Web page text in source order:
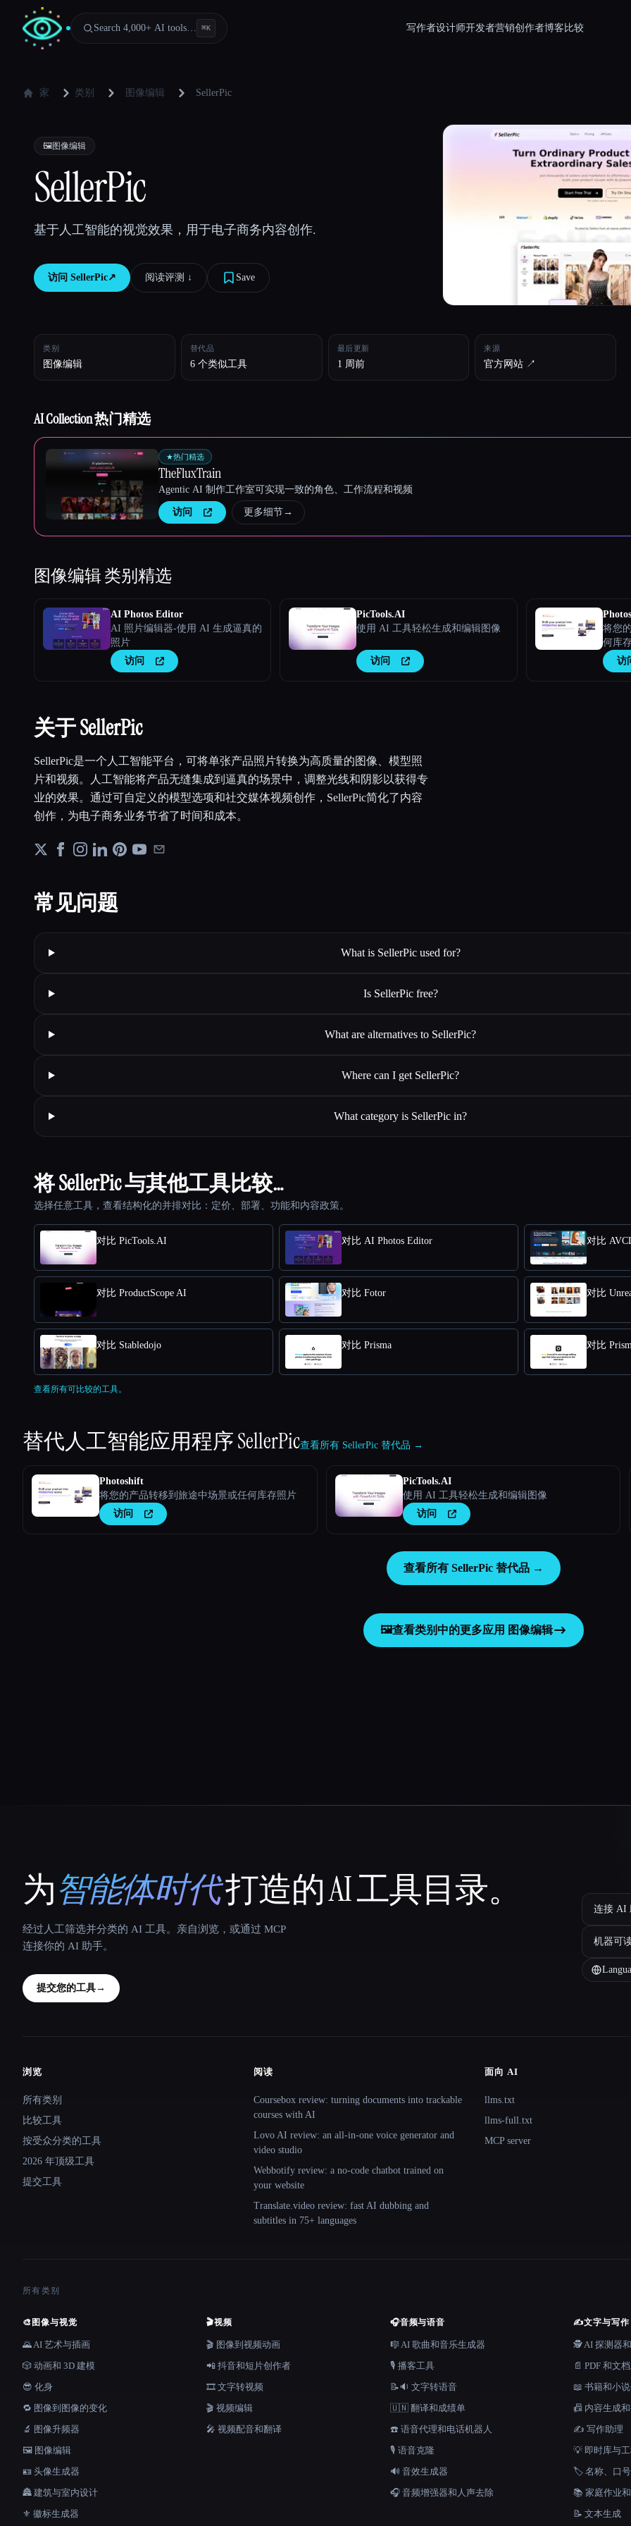
Search 4,000+ AI tools… ⌘K 写作者设计师开发者营销创作者博客 比较
家 类别 图像编辑 SellerPic
🖼️图像编辑
SellerPic
基于人工智能的视觉效果，用于电子商务内容创作.
访问 SellerPic↗︎ 阅读评测 ↓︎ Save
类别
图像编辑
替代品
6 个类似工具
最后更新
1 周前
来源
官方网站 ↗︎
AI Collection 热门精选
★热门精选
TheFluxTrain
Agentic AI 制作工作室可实现一致的角色、工作流程和视频
访问 更多细节→
图像编辑类别精选
AI Photos Editor
AI 照片编辑器-使用 AI 生成逼真的
照片
访问
PicTools.AI
使用 AI 工具轻松生成和编辑图像
访问
将您
何库
访
关于 SellerPic
SellerPic是一个人工智能平台，可将单张产品照片转换为高质量的图像、模型照
片和视频。人工智能将产品无缝集成到逼真的场景中，调整光线和阴影以获得专
业的效果。通过可自定义的模型选项和社交媒体视频创作，SellerPic简化了内容
创作，为电子商务业务节省了时间和成本。
常见问题
What is SellerPic used for?
Is SellerPic free?
What are alternatives to SellerPic?
Where can I get SellerPic?
What category is SellerPic in?
将 SellerPic 与其他工具比较…
选择任意工具，查看结构化的并排对比：定价、部署、功能和内容政策。
对比 PicTools.AI 对比 AI Photos Editor 对比
对比 ProductScope AI 对比 Fotor 对比
对比 Stabledojo 对比 Prisma 对比
查看所有可比较的工具。
替代人工智能应用程序SellerPic查看所有 SellerPic 替代品 →
Photoshift
将您的产品转移到旅途中场景或任何库存照片
访问
PicTools.AI
使用 AI 工具轻松生成和编辑图像
访问
查看所有 SellerPic 替代品 →
🖼️查看类别中的更多应用 图像编辑
That AI Collection
为智能体时代打造的 AI 工具目录。
经过人工筛选并分类的 AI 工具。亲自浏览，或通过 MCP
连接你的 AI 助手。
提交您的工具→
连接 AI
机器可
Site navigation
浏览
所有类别
比较工具
按受众分类的工具
2026 年顶级工具
提交工具
阅读
Coursebox review: turning documents into trackable
courses with AI
Lovo AI review: an all-in-one voice generator and
video studio
Webbotify review: a no-code chatbot trained on
your website
Translate.video review: fast AI dubbing and
subtitles in 75+ languages
面向 AI
llms.txt
llms-full.txt
MCP server
所有类别
🎨 图像与视觉
🌄 AI 艺术与插画
🎲 动画和 3D 建模
😎 化身
🔁 图像到图像的变化
🔬 图像升频器
🖼️ 图像编辑
🪪 头像生成器
🏯 建筑与室内设计
⚜️ 徽标生成器
🎬视频
🎬 图像到视频动画
📲 抖音和短片创作者
🎞️ 文字转视频
🎬 视频编辑
🎤 视频配音和翻译
🎧音频与语音
🎼 AI 歌曲和音乐生成器
🎙️ 播客工具
📝🔉 文字转语音
🇺🇳 翻译和成绩单
☎️ 语音代理和电话机器人
🎙️ 语音克隆
🔊 音效生成器
🎧 音频增强器和人声去除
✍️文字与写作
🕵️ AI 探测器
📄 PDF 和文
📖 书籍和小
📠 内容生成
✍️ 写作助理
💡 即时库与
🏷️ 名称、口
📚 家庭作业
📝 文本生成